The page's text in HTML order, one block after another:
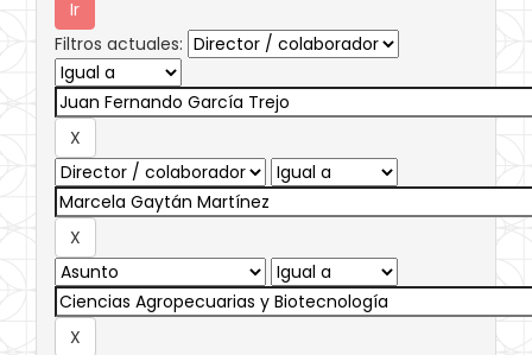
Filtros actuales: